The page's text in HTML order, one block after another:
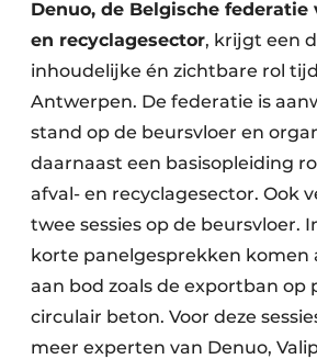
Denuo, de Belgische federatie
en recyclagesector, krijgt een
inhoudelijke én zichtbare rol
Antwerpen. De federatie is
stand op de beursvloer en
daarnaast een basisopleiding
afval- en recyclagesector. Ook
twee sessies op de beursvloer.
korte panelgesprekken komen
aan bod zoals de exportban op
circulair beton. Voor deze
meer experten van Denuo,